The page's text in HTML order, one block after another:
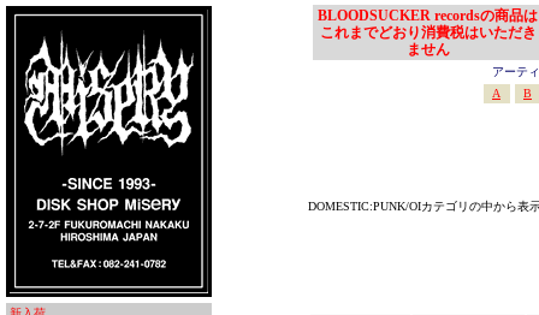
BLOODSUCKER recordsの商品は
これまでどおり消費税はいただき
ません
アーテ
A
B
DOMESTIC:PUNK/OIカテゴリの中から表